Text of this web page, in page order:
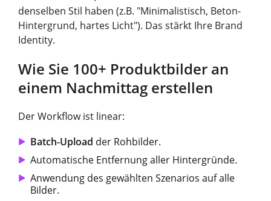
denselben Stil haben (z.B. "Minimalistisch, Beton-
Hintergrund, hartes Licht"). Das stärkt Ihre Brand
Identity.
Wie Sie 100+ Produktbilder an
einem Nachmittag erstellen
Der Workflow ist linear:
Batch-Upload der Rohbilder.
Automatische Entfernung aller Hintergründe.
Anwendung des gewählten Szenarios auf alle
Bilder.